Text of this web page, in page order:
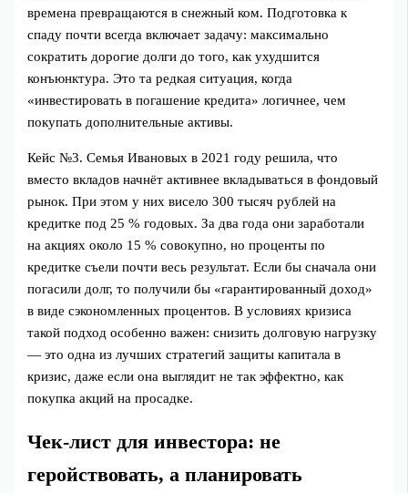
времена превращаются в снежный ком. Подготовка к
спаду почти всегда включает задачу: максимально
сократить дорогие долги до того, как ухудшится
конъюнктура. Это та редкая ситуация, когда
«инвестировать в погашение кредита» логичнее, чем
покупать дополнительные активы.
Кейс №3. Семья Ивановых в 2021 году решила, что
вместо вкладов начнёт активнее вкладываться в фондовый
рынок. При этом у них висело 300 тысяч рублей на
кредитке под 25 % годовых. За два года они заработали
на акциях около 15 % совокупно, но проценты по
кредитке съели почти весь результат. Если бы сначала они
погасили долг, то получили бы «гарантированный доход»
в виде сэкономленных процентов. В условиях кризиса
такой подход особенно важен: снизить долговую нагрузку
— это одна из лучших стратегий защиты капитала в
кризис, даже если она выглядит не так эффектно, как
покупка акций на просадке.
Чек‑лист для инвестора: не
геройствовать, а планировать